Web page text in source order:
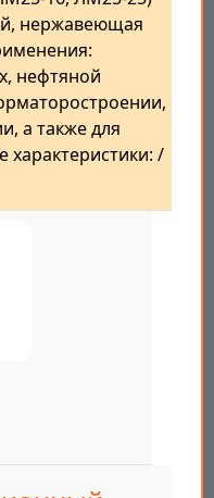
нержавеющая
нефтяной
а также для
/